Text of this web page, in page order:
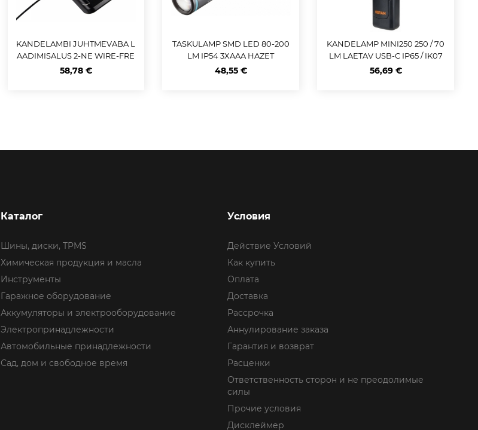
KANDELAMBI JUHTMEVABA L
AADIMISALUS 2-NE WIRE-FRE
E C IP20 / IK08 OSRAM
58,78 €
TASKULAMP SMD LED 80-200
LM IP54 3XAAA HAZET
48,55 €
KANDELAMP MINI250 250 / 70
LM LAETAV USB-C IP65 / IK07
OSRAM
56,69 €
Каталог
Шины, диски, TPMS
Химическая продукция и масла
Инструменты
Гаражное оборудование
Аккумуляторы и электрооборудование
Электропринадлежности
Автомобильные принадлежности
Сад, дом и свободное время
Условия
Действие Условий
Как купить
Оплата
Доставка
Рассрочка
Аннулирование заказа
Гарантия и возврат
Расценки
Ответственность сторон и не преодолимые
силы
Прочие условия
Дисклеймер